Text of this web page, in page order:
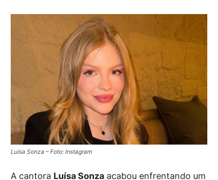
Luísa Sonza – Foto: Instagram
A cantora Luísa Sonza acabou enfrentando um